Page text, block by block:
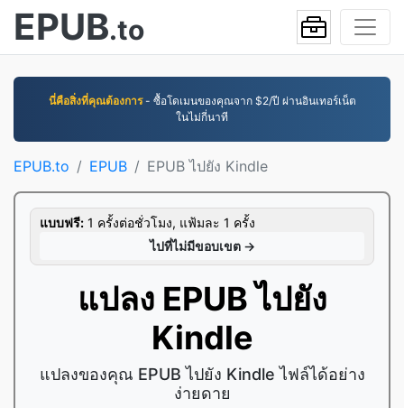
EPUB.to
นี่คือสิ่งที่คุณต้องการ- ซื้อโดเมนของคุณจาก $2/ปี ผ่านอินเทอร์เน็ต
ในไม่กี่นาที
EPUB.to EPUB EPUB ไปยัง Kindle
แบบฟรี: 1 ครั้งต่อชั่วโมง, แฟ้มละ 1 ครั้ง
ไปที่ไม่มีขอบเขต →
แปลง EPUB ไปยัง
Kindle
แปลงของคุณ EPUB ไปยัง Kindle ไฟล์ได้อย่าง
ง่ายดาย